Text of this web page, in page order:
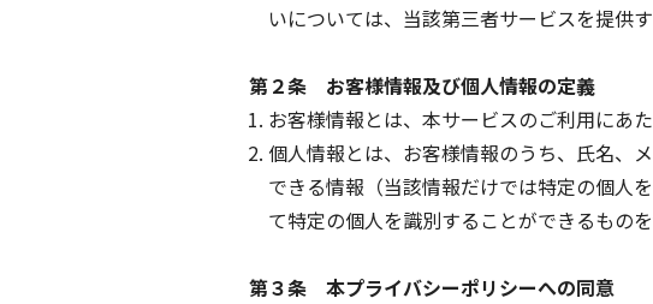
いについては、当該第三者サービスを提供
第２条 お客様情報及び個人情報の定義
お客様情報とは、本サービスのご利用にあ
個人情報とは、お客様情報のうち、氏名、
できる情報（当該情報だけでは特定の個人
て特定の個人を識別することができるもの
第３条 本プライバシーポリシーへの同意